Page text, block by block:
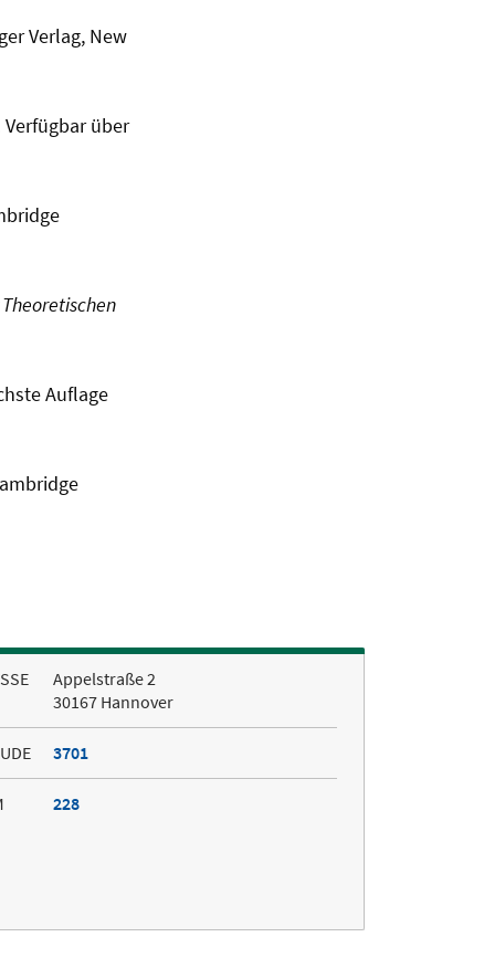
Verlag, New
Verfügbar über
Auflage
Appelstraße 2
30167 Hannover
3701
228